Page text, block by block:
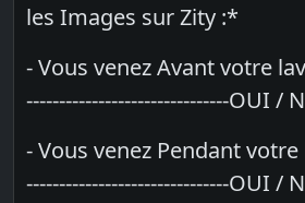
les Images sur Zity :*
- Vous venez Avant votre
-------------------------------OUI /
- Vous venez Pendant votre
-------------------------------OUI /